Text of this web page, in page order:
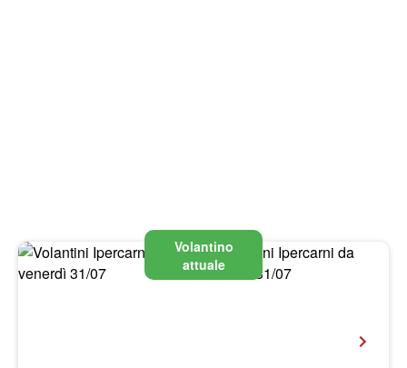
Volantino
attuale